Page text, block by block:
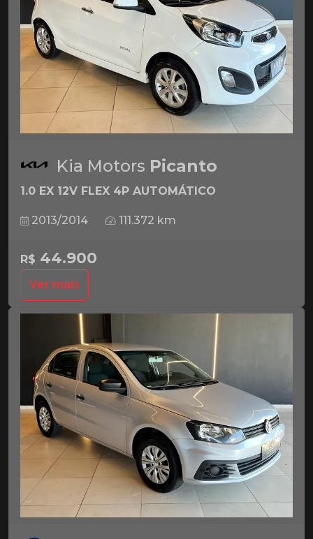
Kia Motors Picanto
1.0 EX 12V FLEX 4P AUTOMÁTICO
2013/2014 111.372 km
R$ 44.900
Ver mais